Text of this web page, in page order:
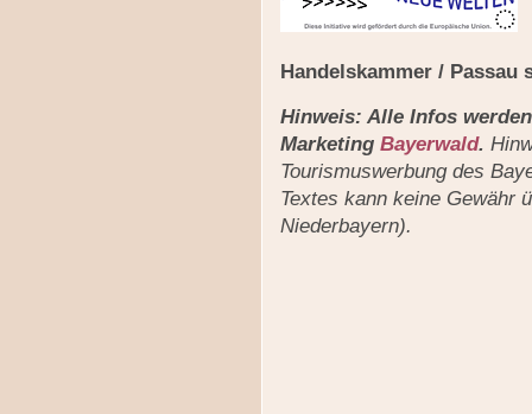
Handelskammer / Passau
Hinweis: Alle Infos
Marketing Bayerwald.
Tourismuswerbung des
Textes kann keine Gewähr
Niederbayern).